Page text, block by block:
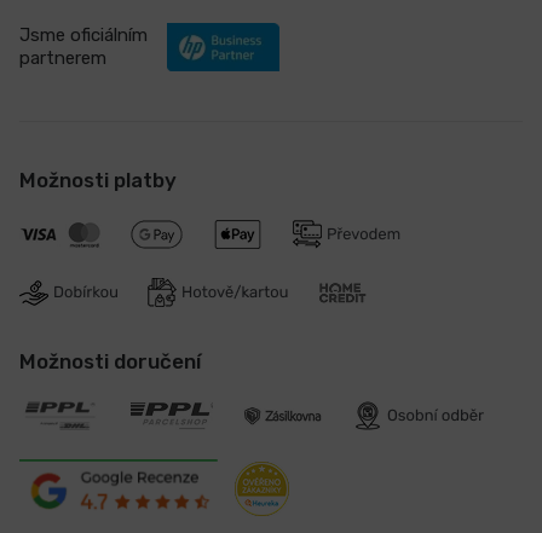
Jsme oficiálním
partnerem
Možnosti platby
Možnosti doručení